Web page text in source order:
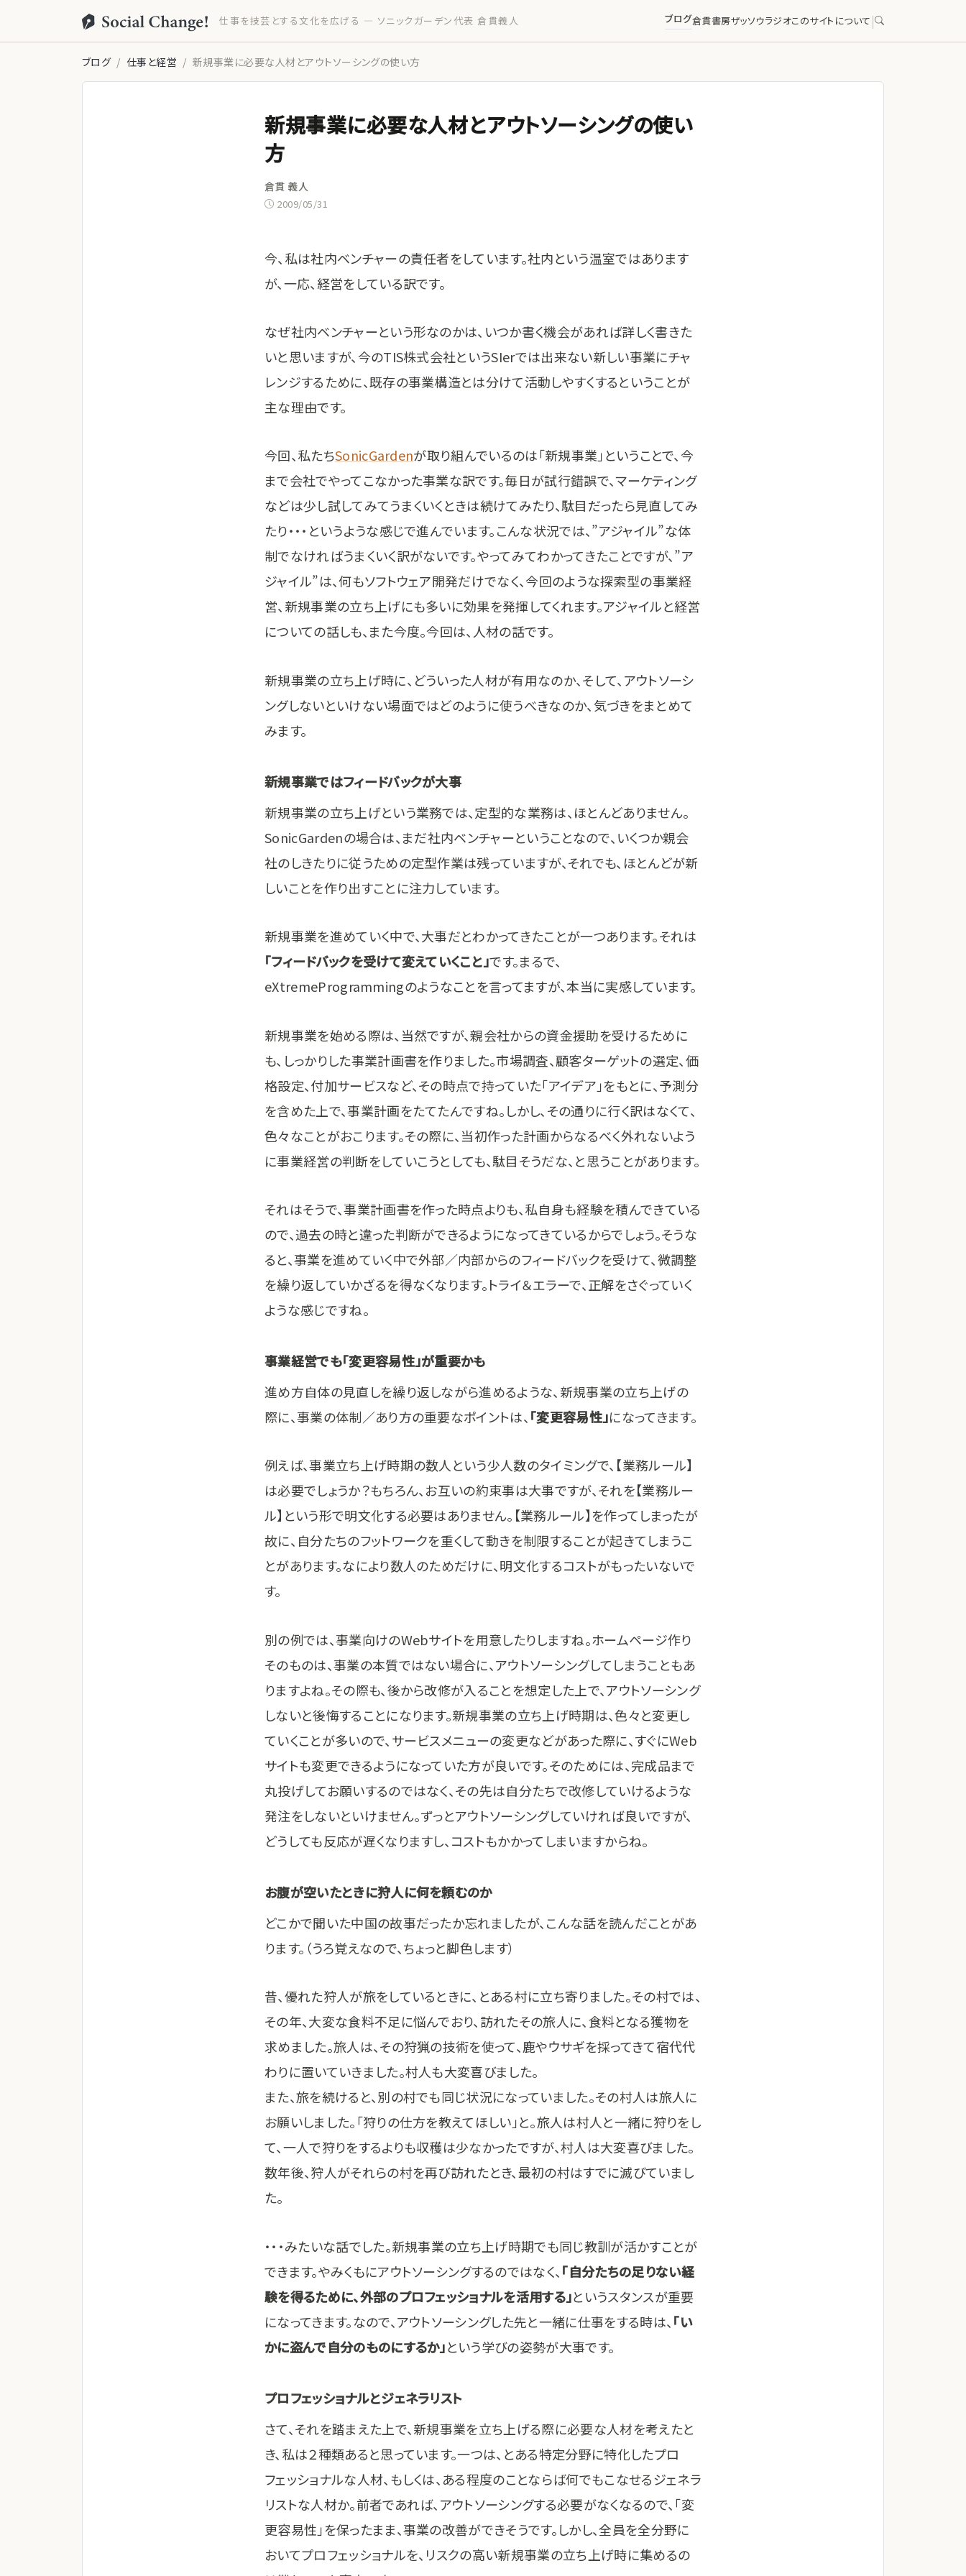
仕事を技芸とする文化を広げる — ソニックガーデン代表 倉貫義人 ブログ倉貫書房ザッソウラジオこのサイトについて |
ブログ 仕事と経営 新規事業に必要な人材とアウトソーシングの使い方
新規事業に必要な人材とアウトソーシングの使い
方
倉貫 義人
2009/05/31
今、私は社内ベンチャーの責任者をしています。社内という温室ではあります
が、一応、経営をしている訳です。
なぜ社内ベンチャーという形なのかは、いつか書く機会があれば詳しく書きた
いと思いますが、今のTIS株式会社というSIerでは出来ない新しい事業にチャ
レンジするために、既存の事業構造とは分けて活動しやすくするということが
主な理由です。
今回、私たちSonicGardenが取り組んでいるのは「新規事業」ということで、今
まで会社でやってこなかった事業な訳です。毎日が試行錯誤で、マーケティング
などは少し試してみてうまくいくときは続けてみたり、駄目だったら見直してみ
たり・・・というような感じで進んでいます。こんな状況では、”アジャイル”な体
制でなければうまくいく訳がないです。やってみてわかってきたことですが、”ア
ジャイル”は、何もソフトウェア開発だけでなく、今回のような探索型の事業経
営、新規事業の立ち上げにも多いに効果を発揮してくれます。アジャイルと経営
についての話しも、また今度。今回は、人材の話です。
新規事業の立ち上げ時に、どういった人材が有用なのか、そして、アウトソーシ
ングしないといけない場面ではどのように使うべきなのか、気づきをまとめて
みます。
新規事業ではフィードバックが大事
新規事業の立ち上げという業務では、定型的な業務は、ほとんどありません。
SonicGardenの場合は、まだ社内ベンチャーということなので、いくつか親会
社のしきたりに従うための定型作業は残っていますが、それでも、ほとんどが新
しいことを作り出すことに注力しています。
新規事業を進めていく中で、大事だとわかってきたことが一つあります。それは
「フィードバックを受けて変えていくこと」です。まるで、
eXtremeProgrammingのようなことを言ってますが、本当に実感しています。
新規事業を始める際は、当然ですが、親会社からの資金援助を受けるために
も、しっかりした事業計画書を作りました。市場調査、顧客ターゲットの選定、価
格設定、付加サービスなど、その時点で持っていた「アイデア」をもとに、予測分
を含めた上で、事業計画をたてたんですね。しかし、その通りに行く訳はなくて、
色々なことがおこります。その際に、当初作った計画からなるべく外れないよう
に事業経営の判断をしていこうとしても、駄目そうだな、と思うことがあります。
それはそうで、事業計画書を作った時点よりも、私自身も経験を積んできている
ので、過去の時と違った判断ができるようになってきているからでしょう。そうな
ると、事業を進めていく中で外部／内部からのフィードバックを受けて、微調整
を繰り返していかざるを得なくなります。トライ＆エラーで、正解をさぐっていく
ような感じですね。
事業経営でも「変更容易性」が重要かも
進め方自体の見直しを繰り返しながら進めるような、新規事業の立ち上げの
際に、事業の体制／あり方の重要なポイントは、 「変更容易性」になってきます。
例えば、事業立ち上げ時期の数人という少人数のタイミングで、【業務ルール】
は必要でしょうか？もちろん、お互いの約束事は大事ですが、それを【業務ルー
ル】という形で明文化する必要はありません。【業務ルール】を作ってしまったが
故に、自分たちのフットワークを重くして動きを制限することが起きてしまうこ
とがあります。なにより数人のためだけに、明文化するコストがもったいないで
す。
別の例では、事業向けのWebサイトを用意したりしますね。ホームページ作り
そのものは、事業の本質ではない場合に、アウトソーシングしてしまうこともあ
りますよね。その際も、後から改修が入ることを想定した上で、アウトソーシング
しないと後悔することになります。新規事業の立ち上げ時期は、色々と変更し
ていくことが多いので、サービスメニューの変更などがあった際に、すぐにWeb
サイトも変更できるようになっていた方が良いです。そのためには、完成品まで
丸投げしてお願いするのではなく、その先は自分たちで改修していけるような
発注をしないといけません。ずっとアウトソーシングしていければ良いですが、
どうしても反応が遅くなりますし、コストもかかってしまいますからね。
お腹が空いたときに狩人に何を頼むのか
どこかで聞いた中国の故事だったか忘れましたが、こんな話を読んだことがあ
ります。（うろ覚えなので、ちょっと脚色します）
昔、優れた狩人が旅をしているときに、とある村に立ち寄りました。その村では、
その年、大変な食料不足に悩んでおり、訪れたその旅人に、食料となる獲物を
求めました。旅人は、その狩猟の技術を使って、鹿やウサギを採ってきて宿代代
わりに置いていきました。村人も大変喜びました。
また、旅を続けると、別の村でも同じ状況になっていました。その村人は旅人に
お願いしました。「狩りの仕方を教えてほしい」と。旅人は村人と一緒に狩りをし
て、一人で狩りをするよりも収穫は少なかったですが、村人は大変喜びました。
数年後、狩人がそれらの村を再び訪れたとき、最初の村はすでに滅びていまし
た。
・・・みたいな話でした。新規事業の立ち上げ時期でも同じ教訓が活かすことが
できます。やみくもにアウトソーシングするのではなく、 「自分たちの足りない経
験を得るために、外部のプロフェッショナルを活用する」というスタンスが重要
になってきます。なので、アウトソーシングした先と一緒に仕事をする時は、 「い
かに盗んで自分のものにするか」という学びの姿勢が大事です。
プロフェッショナルとジェネラリスト
さて、それを踏まえた上で、新規事業を立ち上げる際に必要な人材を考えたと
き、私は２種類あると思っています。一つは、とある特定分野に特化したプロ
フェッショナルな人材、もしくは、ある程度のことならば何でもこなせるジェネラ
リストな人材か。前者であれば、アウトソーシングする必要がなくなるので、「変
更容易性」を保ったまま、事業の改善ができそうです。しかし、全員を全分野に
おいてプロフェッショナルを、リスクの高い新規事業の立ち上げ時に集めるの